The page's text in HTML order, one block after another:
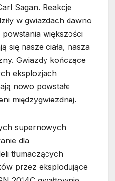
Sagan. Reakcje
w gwiazdach dawno
powstania większości
się nasze ciała, nasza
Gwiazdy kończące
eksplozjach
nowo powstałe
międzygwiezdnej.
supernowych
dla
tłumaczących
przez eksplodujące